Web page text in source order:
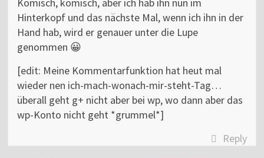
Komisch, komisch, aber ich hab ihn nun im
Hinterkopf und das nächste Mal, wenn ich ihn in der
Hand hab, wird er genauer unter die Lupe
genommen 😀
[edit: Meine Kommentarfunktion hat heut mal
wieder nen ich-mach-wonach-mir-steht-Tag…
überall geht g+ nicht aber bei wp, wo dann aber das
wp-Konto nicht geht *grummel*]
Reply